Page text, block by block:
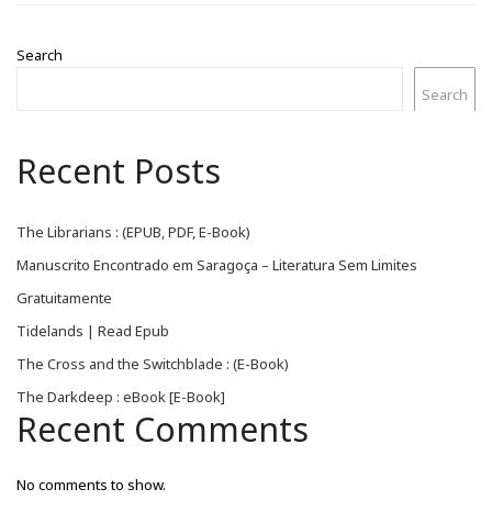
Search
Search
Recent Posts
The Librarians : (EPUB, PDF, E-Book)
Manuscrito Encontrado em Saragoça – Literatura Sem Limites
Gratuitamente
Tidelands | Read Epub
The Cross and the Switchblade : (E-Book)
The Darkdeep : eBook [E-Book]
Recent Comments
No comments to show.